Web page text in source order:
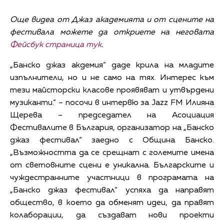
Още видеа от Джаз академията и от сцените на
фестивала можете да откриете на неговата
Фейсбук страница тук.
„Банско джаз акдемия“ даде крила на младите
изпълнители, но и не само на тях. Интерес към
тези майсторски класове проявяват и утвърдени
музиканти.“ – посочи в интервю за Jazz FM Илияна
Щерева – председател на Асоциация
Фестивалите в България, организатор на „Банско
джаз фестивал“ заедно с Община Банско.
„Възможността да се срещнат с големите имена
от световните сцени е уникална. Българските и
чуждестранните участници в програмата на
„Банско джаз фестивал“ успяха да направят
общество, в което да обменят идеи, да правят
колаборации, да създават нови проекти